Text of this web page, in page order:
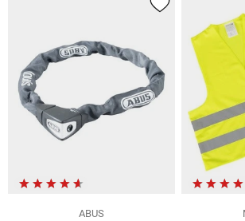
ABUS